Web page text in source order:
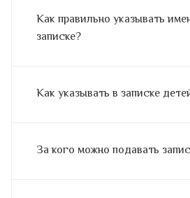
Как правильно указывать
записке?
Как указывать в записке
За кого можно подавать